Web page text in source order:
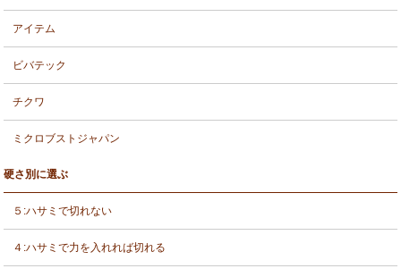
アイテム
ビバテック
チクワ
ミクロブストジャパン
硬さ別に選ぶ
５:ハサミで切れない
４:ハサミで力を入れれば切れる